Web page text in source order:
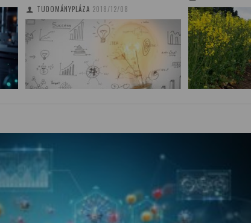
TUDOMÁNYPLÁZA 2018/12/08